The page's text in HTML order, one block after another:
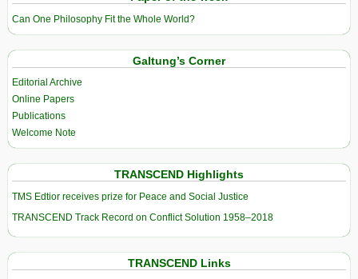
Can One Philosophy Fit the Whole World?
Galtung’s Corner
Editorial Archive
Online Papers
Publications
Welcome Note
TRANSCEND Highlights
TMS Edtior receives prize for Peace and Social Justice
TRANSCEND Track Record on Conflict Solution 1958–2018
TRANSCEND Links